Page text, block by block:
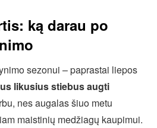
ką darau po
sezonui – paprastai liepos
likusius stiebus augti
nes augalas šiuo metu
maistinių medžiagų kaupimui.